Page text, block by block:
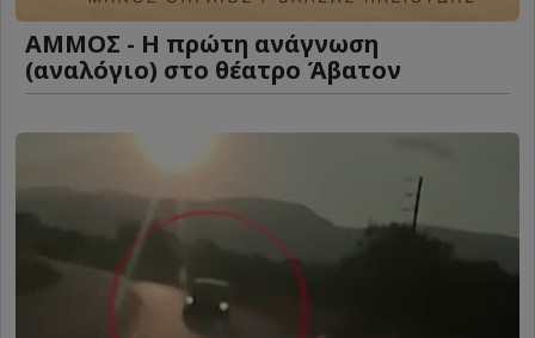
ΑΜΜΟΣ - Η πρώτη ανάγνωση
(αναλόγιο) στο θέατρο Άβατον